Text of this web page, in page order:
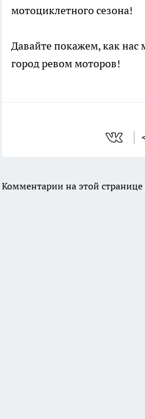
мотоциклетного сезона!
Давайте покажем, как нас
город ревом моторов!
Комментарии на этой